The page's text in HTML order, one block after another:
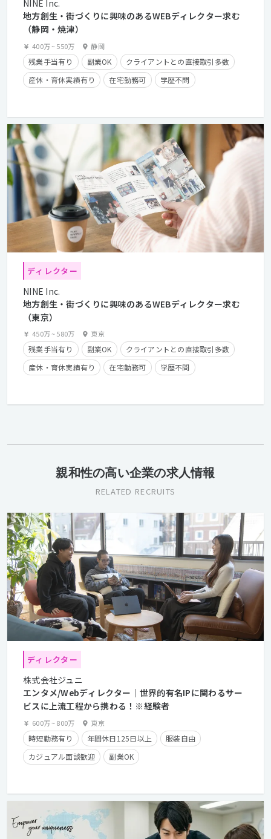
NINE Inc.
地方創生・街づくりに興味のあるWEBディレクター求む
（静岡・焼津）
400万~550万 静岡
残業手当有り 副業OK
クライアントとの直接取引多数
産休・育休実績有り
在宅勤務可
学歴不問
ディレクター
NINE Inc.
地方創生・街づくりに興味のあるWEBディレクター求む
（東京）
450万~580万 東京
残業手当有り 副業OK
クライアントとの直接取引多数
産休・育休実績有り
在宅勤務可
学歴不問
親和性の高い企業の求人情報
RELATED RECRUITS
ディレクター
株式会社ジュニ
エンタメ/Webディレクター｜世界的有名IPに関わるサー
ビスに上流工程から携わる！※経験者
600万~800万 東京
時短勤務有り 年間休日125日以上
服装自由
カジュアル面談歓迎
副業OK
長期休暇有り
残業手当有り
在宅勤務可
フレックスタイム制
経験者優遇
第二新卒歓迎